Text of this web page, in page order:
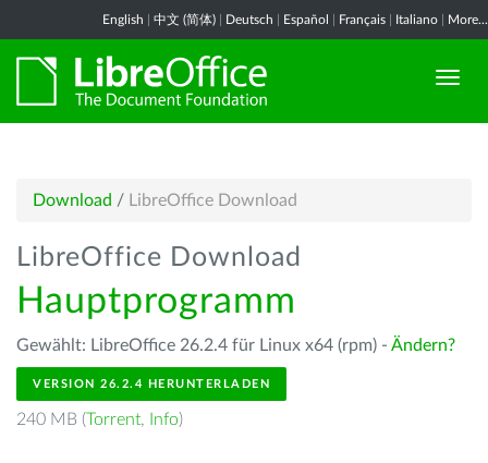
English 中文 (简体) Deutsch Español Français Italiano More...
Download / LibreOffice Download
LibreOffice Download
Hauptprogramm
Gewählt: LibreOffice 26.2.4 für Linux x64 (rpm) - Ändern?
VERSION 26.2.4 HERUNTERLADEN
240 MB (Torrent, Info)